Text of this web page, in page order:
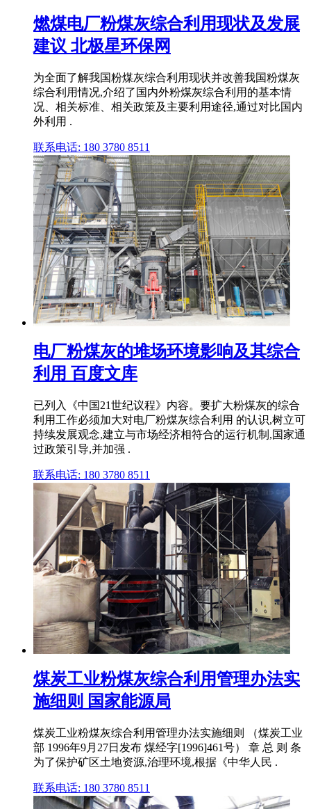
燃煤电厂粉煤灰综合利用现状及发展
建议 北极星环保网
为全面了解我国粉煤灰综合利用现状并改善我国粉煤灰
综合利用情况,介绍了国内外粉煤灰综合利用的基本情
况、相关标准、相关政策及主要利用途径,通过对比国内
外利用 .
联系电话: 180 3780 8511
电厂粉煤灰的堆场环境影响及其综合
利用 百度文库
已列入《中国21世纪议程》内容。要扩大粉煤灰的综合
利用工作必须加大对电厂粉煤灰综合利用 的认识,树立可
持续发展观念,建立与市场经济相符合的运行机制,国家通
过政策引导,并加强 .
联系电话: 180 3780 8511
煤炭工业粉煤灰综合利用管理办法实
施细则 国家能源局
煤炭工业粉煤灰综合利用管理办法实施细则 （煤炭工业
部 1996年9月27日发布 煤经字[1996]461号） 章 总 则 条
为了保护矿区土地资源,治理环境,根据《中华人民 .
联系电话: 180 3780 8511